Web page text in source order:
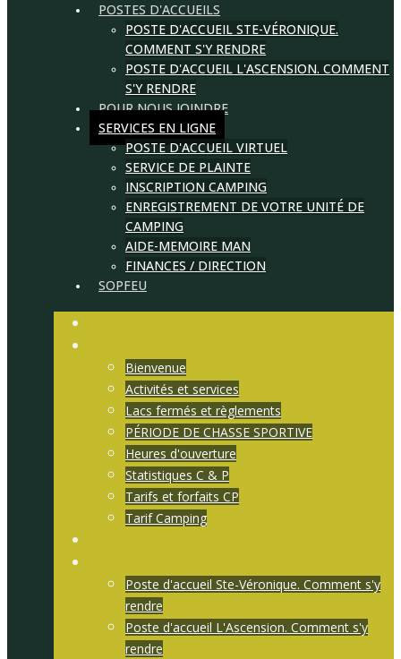
POSTES D'ACCUEILS
POSTE D'ACCUEIL STE-VÉRONIQUE.
COMMENT S'Y RENDRE
POSTE D'ACCUEIL L'ASCENSION. COMMENT
S'Y RENDRE
POUR NOUS JOINDRE
SERVICES EN LIGNE
POSTE D'ACCUEIL VIRTUEL
SERVICE DE PLAINTE
INSCRIPTION CAMPING
ENREGISTREMENT DE VOTRE UNITÉ DE
CAMPING
AIDE-MEMOIRE MAN
FINANCES / DIRECTION
SOPFEU
Bienvenue
Activités et services
Lacs fermés et règlements
PÉRIODE DE CHASSE SPORTIVE
Heures d'ouverture
Statistiques C & P
Tarifs et forfaits CP
Tarif Camping
Poste d'accueil Ste-Véronique. Comment s'y
rendre
Poste d'accueil L'Ascension. Comment s'y
rendre